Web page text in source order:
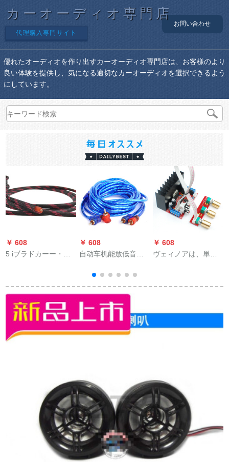
カーオーディオ専門店
代理購入専門サイト
お問い合わせ
優れたオーディオを作り出すカーオーディオ専門店は、お客様のより
良い体験を提供し、気になる適切なカーオーディオを選択できるよう
にしています。
￥ 608
5 iブラドカーー・ス
クト6号6 GA接続カ
能付の低音炮ラッパ1
mの格
￥ 608
自动车机能放低音炮
须パーカー・スタレ
オ低音炮ラッパ取付
￥ 608
ヴェィノアは、単電
チャーネ完成品の低